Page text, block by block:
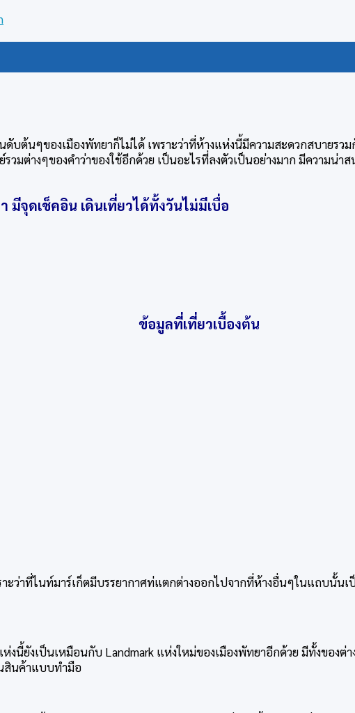
บต้นๆของเมืองพัทยาก็ไม่ได้ เพราะว่าที่ห้างแห่งนี้มีความสะดวกสบายรว
มต่างๆของคำว่าของใช้อีกด้วย เป็นอะไรที่ลงตัวเป็นอย่างมาก มีความน่
จุดเช็คอิน เดินเที่ยวได้ทั้งวันไม่มีเบื่อ
ข้อมูลที่เที่ยวเบื้องต้น
ว่าที่ไนท์มาร์เก็ตมีบรรยากาศท่แตกต่างออกไปจากที่ห้างอื่นๆในแถบนั้น
งนี้ยังเป็นเหมือนกับ Landmark แห่งใหม่ของเมืองพัทยาอีกด้วย มีทั้งของ
สินค้าแบบทำมือ